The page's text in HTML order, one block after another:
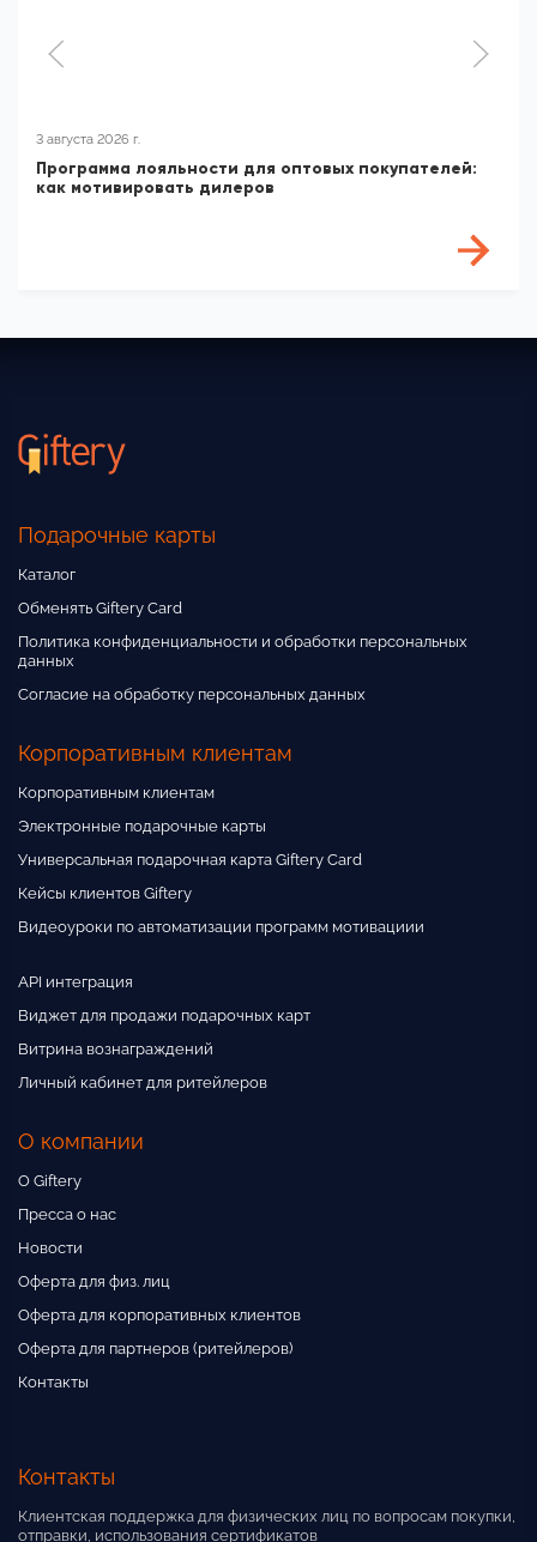
3 августа 2026 г.
Программа лояльности для оптовых покупателей:
как мотивировать дилеров
Подарочные карты
Каталог
Обменять Giftery Card
Политика конфиденциальности и обработки персональных
данных
Согласие на обработку персональных данных
Корпоративным клиентам
Корпоративным клиентам
Электронные подарочные карты
Универсальная подарочная карта Giftery Card
Кейсы клиентов Giftery
Видеоуроки по автоматизации программ мотивациии
API интеграция
Виджет для продажи подарочных карт
Витрина вознаграждений
Личный кабинет для ритейлеров
О компании
О Giftery
Пресса о нас
Новости
Оферта для физ. лиц
Оферта для корпоративных клиентов
Оферта для партнеров (ритейлеров)
Контакты
Контакты
Клиентская поддержка для физических лиц по вопросам покупки,
отправки, использования сертификатов